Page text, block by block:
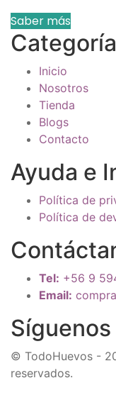
Saber más
Inicio
Nosotros
Tienda
Blogs
Contacto
Ayuda e
Política de
Política de
Tel: +56 9
Email:
Síguenos
© TodoHuevos -
reservados.